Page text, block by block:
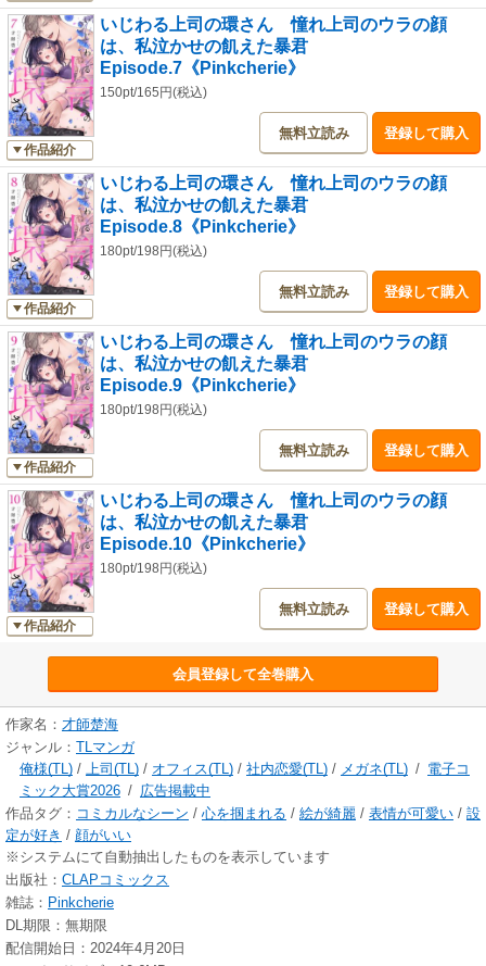
作品紹介
いじわる上司の環さん 憧れ上司のウラの顔
は、私泣かせの飢えた暴君
Episode.7《Pinkcherie》
150pt/165円(税込)
無料立読み 登録して購入
作品紹介
いじわる上司の環さん 憧れ上司のウラの顔
は、私泣かせの飢えた暴君
Episode.8《Pinkcherie》
180pt/198円(税込)
無料立読み 登録して購入
作品紹介
いじわる上司の環さん 憧れ上司のウラの顔
は、私泣かせの飢えた暴君
Episode.9《Pinkcherie》
180pt/198円(税込)
無料立読み 登録して購入
作品紹介
いじわる上司の環さん 憧れ上司のウラの顔
は、私泣かせの飢えた暴君
Episode.10《Pinkcherie》
180pt/198円(税込)
無料立読み 登録して購入
会員登録して全巻購入
作家名： 才師楚海
ジャンル： TLマンガ
俺様(TL) / 上司(TL) / オフィス(TL) / 社内恋愛(TL) / メガネ(TL) / 電子コ
ミック大賞2026 / 広告掲載中
作品タグ： コミカルなシーン / 心を掴まれる / 絵が綺麗 / 表情が可愛い / 設
定が好き / 顔がいい
※システムにて自動抽出したものを表示しています
出版社： CLAPコミックス
雑誌： Pinkcherie
DL期限：無期限
配信開始日：2024年4月20日